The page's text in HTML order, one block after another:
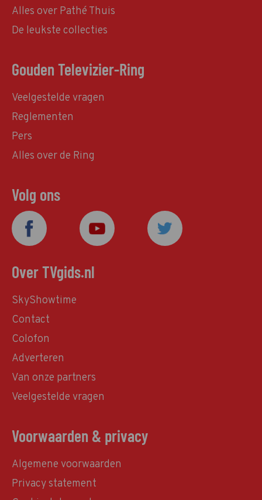
Alles over Pathé Thuis
De leukste collecties
Gouden Televizier-Ring
Veelgestelde vragen
Reglementen
Pers
Alles over de Ring
Volg ons
Over TVgids.nl
SkyShowtime
Contact
Colofon
Adverteren
Van onze partners
Veelgestelde vragen
Voorwaarden & privacy
Algemene voorwaarden
Privacy statement